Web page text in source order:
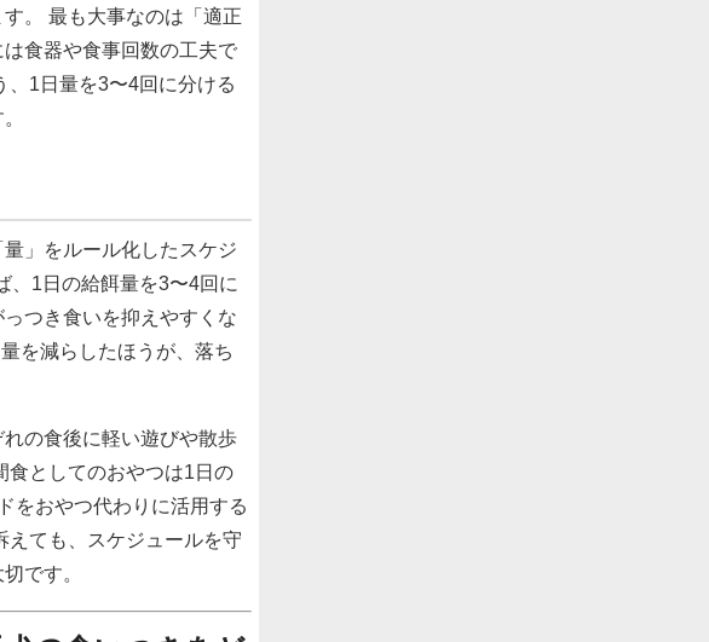
。 最も大事なのは「適正
食器や食事回数の工夫で
、1日量を3〜4回に分ける
」をルール化したスケジ
、1日の給餌量を3〜4回に
つき食いを抑えやすくな
を減らしたほうが、落ち
の食後に軽い遊びや散歩
食としてのおやつは1日の
をおやつ代わりに活用する
えても、スケジュールを守
です。